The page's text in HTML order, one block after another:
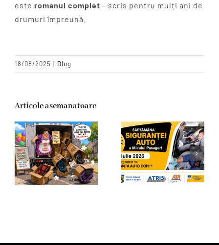
este romanul complet – scris pentru mulți ani de
drumuri împreună.
18/08/2025 | Blog
Articole asemanatoare